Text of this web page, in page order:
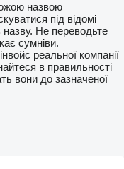
назвою
під відомі
назву. Не переводьте
сумніви.
реальної компанії
в правильності
вони до зазначеної